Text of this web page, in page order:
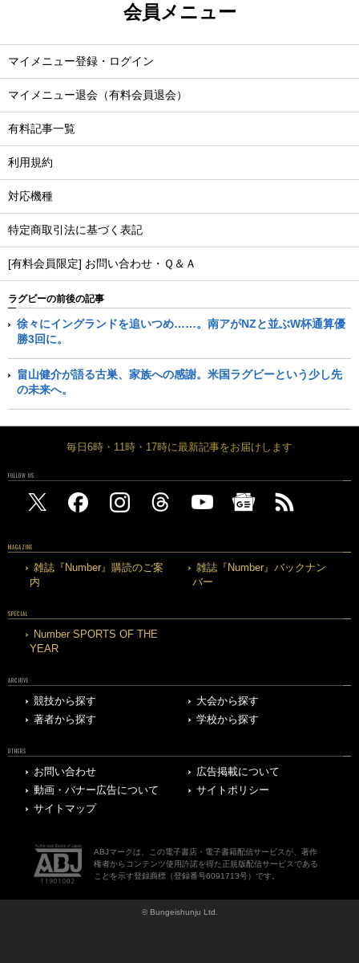
会員メニュー
マイメニュー登録・ログイン
マイメニュー退会（有料会員退会）
有料記事一覧
利用規約
対応機種
特定商取引法に基づく表記
[有料会員限定] お問い合わせ・Ｑ＆Ａ
ラグビーの前後の記事
徐々にイングランドを追いつめ……。南アがNZと並ぶW杯通算優
勝3回に。
畠山健介が語る古巣、家族への感謝。米国ラグビーという少し先
の未来へ。
毎日6時・11時・17時に最新記事をお届けします
FOLLOW US
MAGAZINE
雑誌『Number』購読のご案
内
雑誌『Number』バックナン
バー
SPECIAL
Number SPORTS OF THE
YEAR
ARCHIVE
競技から探す
大会から探す
著者から探す
学校から探す
OTHERS
お問い合わせ
広告掲載について
動画・バナー広告について
サイトポリシー
サイトマップ
ABJマークは、この電子書店・電子書籍配信サービスが、著作
権者からコンテンツ使用許諾を得た正規版配信サービスである
ことを示す登録商標（登録番号6091713号）です。
© Bungeishunju Ltd.